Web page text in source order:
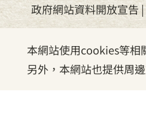
本網站使用cookies等相
另外，本網站也提供周
政府網站資料開放宣告|